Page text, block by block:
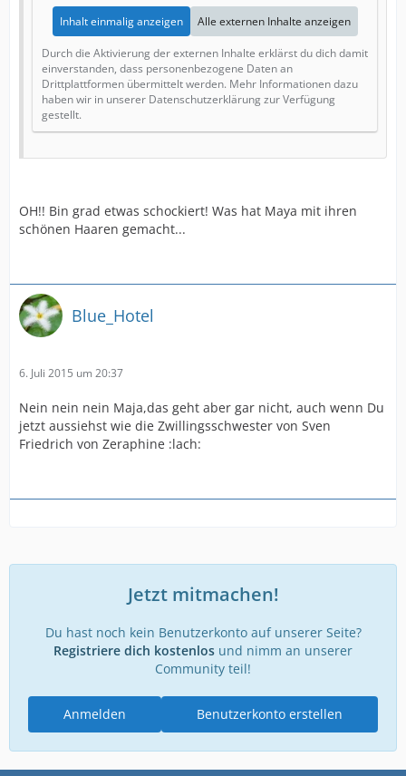
Inhalt einmalig anzeigen Alle externen Inhalte anzeigen
Durch die Aktivierung der externen Inhalte erklärst du dich damit
einverstanden, dass personenbezogene Daten an
Drittplattformen übermittelt werden. Mehr Informationen dazu
haben wir in unserer Datenschutzerklärung zur Verfügung
gestellt.
OH!! Bin grad etwas schockiert! Was hat Maya mit ihren
schönen Haaren gemacht...
Blue_Hotel
6. Juli 2015 um 20:37
Nein nein nein Maja,das geht aber gar nicht, auch wenn Du
jetzt aussiehst wie die Zwillingsschwester von Sven
Friedrich von Zeraphine :lach:
Jetzt mitmachen!
Du hast noch kein Benutzerkonto auf unserer Seite?
Registriere dich kostenlos und nimm an unserer
Community teil!
Benutzerkonto erstellen
Anmelden